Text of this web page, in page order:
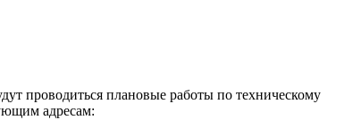
проводиться плановые работы по техническому
адресам: